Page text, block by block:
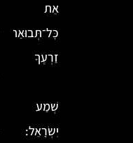
אֵת
כׇּל־תְּבוּאַת
זַרְעֶךָ
שְׁמַע
יִשְׂרָאֵל: